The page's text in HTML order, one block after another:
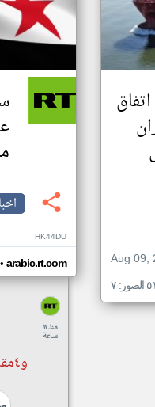
Aug 09,
HK44DU
• arabic.rt.com
منذ ١١
ساعة
و٤مقالات مشابهة من مصادر أخرى